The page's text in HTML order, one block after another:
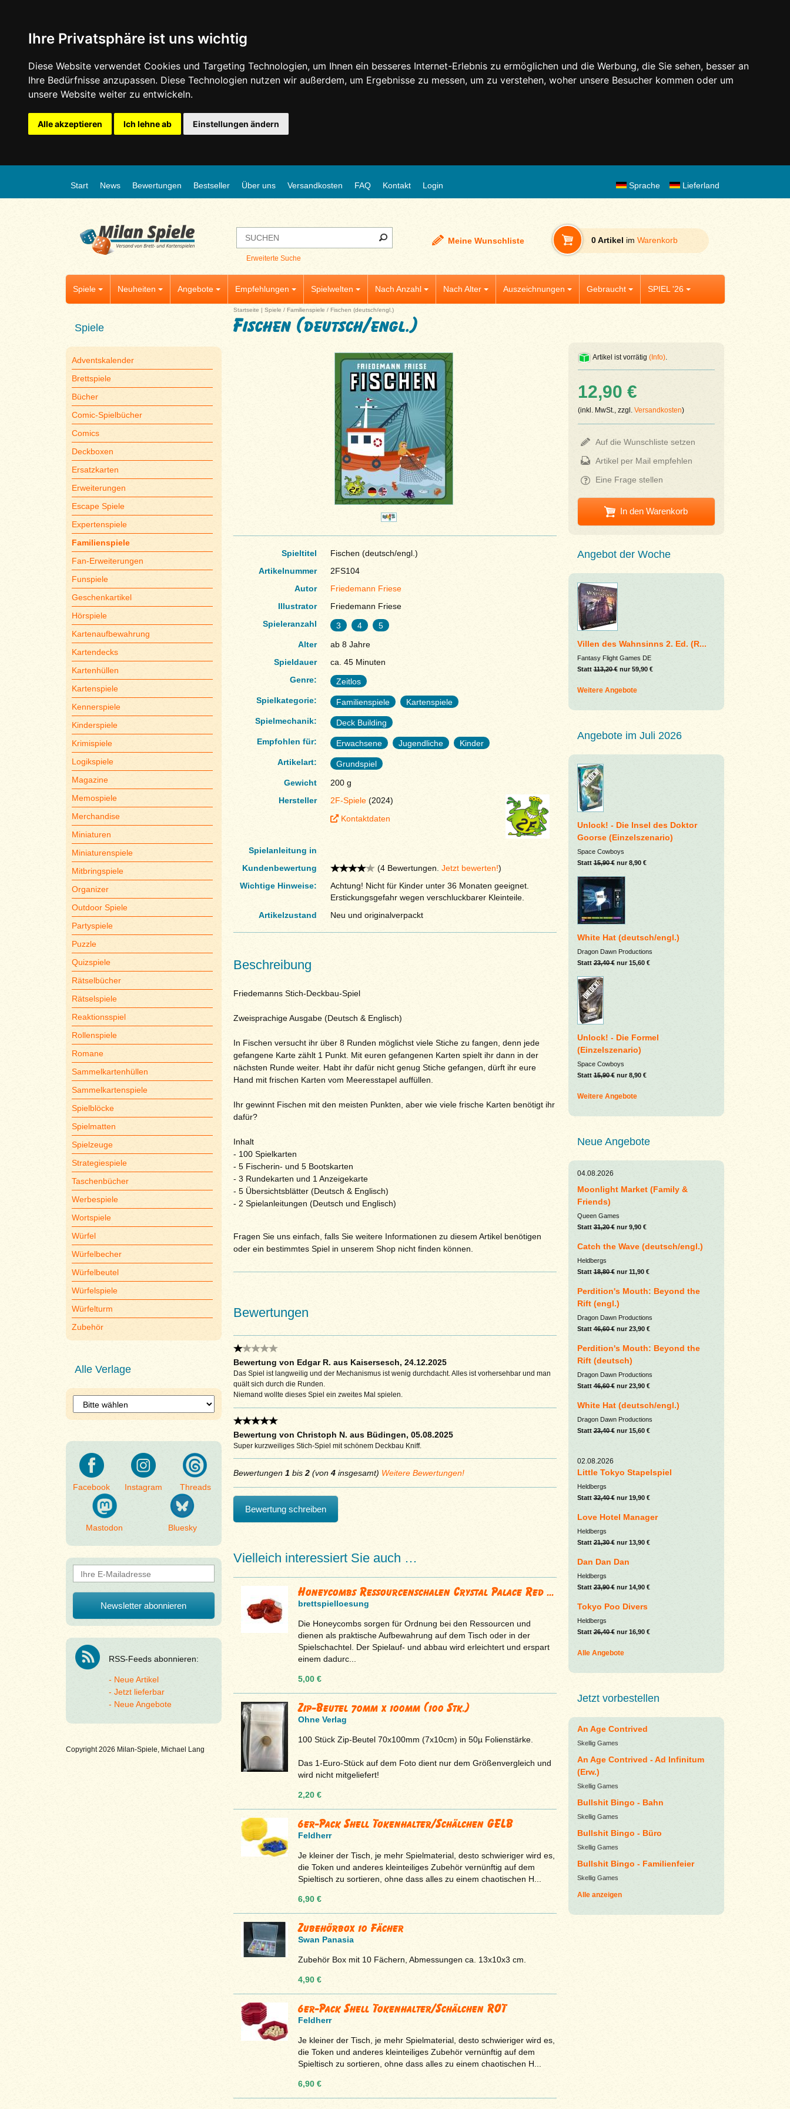
Ihre Privatsphäre ist uns wichtig
Diese Website verwendet Cookies und Targeting Technologien, um Ihnen ein besseres Internet-Erlebnis zu ermöglichen und die Werbung, die Sie sehen, besser an
Ihre Bedürfnisse anzupassen. Diese Technologien nutzen wir außerdem, um Ergebnisse zu messen, um zu verstehen, woher unsere Besucher kommen oder um
unsere Website weiter zu entwickeln.
Alle akzeptieren Ich lehne ab Einstellungen ändern
Start News Bewertungen Bestseller Über uns Versandkosten FAQ Kontakt Login Lieferland
Sprache
Erweiterte Suche
Meine Wunschliste 0 Artikel im Warenkorb
Spiele Neuheiten Angebote Empfehlungen Spielwelten Nach Anzahl Nach Alter Auszeichnungen Gebraucht SPIEL '26
Spiele
Adventskalender
Brettspiele
Bücher
Comic-Spielbücher
Comics
Deckboxen
Ersatzkarten
Erweiterungen
Escape Spiele
Expertenspiele
Familienspiele
Fan-Erweiterungen
Funspiele
Geschenkartikel
Hörspiele
Kartenaufbewahrung
Kartendecks
Kartenhüllen
Kartenspiele
Kennerspiele
Kinderspiele
Krimispiele
Logikspiele
Magazine
Memospiele
Merchandise
Miniaturen
Miniaturenspiele
Mitbringspiele
Organizer
Outdoor Spiele
Partyspiele
Puzzle
Quizspiele
Rätselbücher
Rätselspiele
Reaktionsspiel
Rollenspiele
Romane
Sammelkartenhüllen
Sammelkartenspiele
Spielblöcke
Spielmatten
Spielzeuge
Strategiespiele
Taschenbücher
Werbespiele
Wortspiele
Würfel
Würfelbecher
Würfelbeutel
Würfelspiele
Würfelturm
Zubehör
Alle Verlage
Facebook Instagram Threads
Mastodon Bluesky
RSS-Feeds abonnieren:
Neue Artikel
Jetzt lieferbar
Neue Angebote
Copyright 2026 Milan-Spiele, Michael Lang
Startseite | Spiele / Familienspiele / Fischen (deutsch/engl.)
Fischen (deutsch/engl.)
Spieltitel
Fischen (deutsch/engl.)
Artikelnummer
2FS104
Autor
Friedemann Friese
Illustrator
Friedemann Friese
Spieleranzahl
3 4
5
Alter
ab 8 Jahre
Spieldauer
ca. 45 Minuten
Genre:
Zeitlos
Spielkategorie:
Familienspiele
Kartenspiele
Spielmechanik:
Deck Building
Empfohlen für:
Erwachsene Jugendliche
Kinder
Artikelart:
Grundspiel
Gewicht
200 g
Hersteller
2F-Spiele(2024)
Kontaktdaten
Spielanleitung in
Kundenbewertung
(4 Bewertungen. Jetzt bewerten!)
Wichtige Hinweise:
Achtung! Nicht für Kinder unter 36 Monaten geeignet.
Erstickungsgefahr wegen verschluckbarer Kleinteile.
Artikelzustand
Neu und originalverpackt
Beschreibung
Friedemanns Stich-Deckbau-Spiel
Zweisprachige Ausgabe (Deutsch & Englisch)
In Fischen versucht ihr über 8 Runden möglichst viele Stiche zu fangen, denn jede
gefangene Karte zählt 1 Punkt. Mit euren gefangenen Karten spielt ihr dann in der
nächsten Runde weiter. Habt ihr dafür nicht genug Stiche gefangen, dürft ihr eure
Hand mit frischen Karten vom Meeresstapel auffüllen.
Ihr gewinnt Fischen mit den meisten Punkten, aber wie viele frische Karten benötigt ihr
dafür?
Inhalt
- 100 Spielkarten
- 5 Fischerin- und 5 Bootskarten
- 3 Rundekarten und 1 Anzeigekarte
- 5 Übersichtsblätter (Deutsch & Englisch)
- 2 Spielanleitungen (Deutsch und Englisch)
Fragen Sie uns einfach, falls Sie weitere Informationen zu diesem Artikel benötigen
oder ein bestimmtes Spiel in unserem Shop nicht finden können.
Bewertungen
Bewertung von Edgar R. aus Kaisersesch, 24.12.2025
Das Spiel ist langweilig und der Mechanismus ist wenig durchdacht. Alles ist vorhersehbar und man
quält sich durch die Runden.
Niemand wollte dieses Spiel ein zweites Mal spielen.
Bewertung von Christoph N. aus Büdingen, 05.08.2025
Super kurzweiliges Stich-Spiel mit schönem Deckbau Kniff.
Bewertungen 1 bis 2(von 4insgesamt) Weitere Bewertungen!
Bewertung schreiben
Vielleich interessiert Sie auch …
Honeycombs Ressourcenschalen Crystal Palace Red ...
brettspielloesung
Die Honeycombs sorgen für Ordnung bei den Ressourcen und
dienen als praktische Aufbewahrung auf dem Tisch oder in der
Spielschachtel. Der Spielauf- und abbau wird erleichtert und erspart
einem dadurc...
5,00 €
Zip-Beutel 70mm x 100mm (100 Stk.)
Ohne Verlag
100 Stück Zip-Beutel 70x100mm (7x10cm) in 50µ Folienstärke.
Das 1-Euro-Stück auf dem Foto dient nur dem Größenvergleich und
wird nicht mitgeliefert!
2,20 €
6er-Pack Shell Tokenhalter/Schälchen GELB
Feldherr
Je kleiner der Tisch, je mehr Spielmaterial, desto schwieriger wird es,
die Token und anderes kleinteiliges Zubehör vernünftig auf dem
Spieltisch zu sortieren, ohne dass alles zu einem chaotischen H...
6,90 €
Zubehörbox 10 Fächer
Swan Panasia
Zubehör Box mit 10 Fächern, Abmessungen ca. 13x10x3 cm.
4,90 €
6er-Pack Shell Tokenhalter/Schälchen ROT
Feldherr
Je kleiner der Tisch, je mehr Spielmaterial, desto schwieriger wird es,
die Token und anderes kleinteiliges Zubehör vernünftig auf dem
Spieltisch zu sortieren, ohne dass alles zu einem chaotischen H...
6,90 €
Artikel ist vorrätig (Info).
12,90 €
(inkl. MwSt., zzgl. Versandkosten)
Auf die Wunschliste setzen
Artikel per Mail empfehlen
Eine Frage stellen
In den Warenkorb
Angebot der Woche
Villen des Wahnsinns 2. Ed. (R...
Fantasy Flight Games DE
Statt113,20 €nur 59,90 €
Weitere Angebote
Angebote im Juli 2026
Unlock! - Die Insel des Doktor
Goorse (Einzelszenario)
Space Cowboys
Statt15,90 €nur 8,90 €
White Hat (deutsch/engl.)
Dragon Dawn Productions
Statt23,40 €nur 15,60 €
Unlock! - Die Formel
(Einzelszenario)
Space Cowboys
Statt15,90 €nur 8,90 €
Weitere Angebote
Neue Angebote
04.08.2026
Moonlight Market (Family &
Friends)
Queen Games
Statt31,20 €nur 9,90 €
Catch the Wave (deutsch/engl.)
Heldbergs
Statt18,80 €nur 11,90 €
Perdition's Mouth: Beyond the
Rift (engl.)
Dragon Dawn Productions
Statt46,60 €nur 23,90 €
Perdition's Mouth: Beyond the
Rift (deutsch)
Dragon Dawn Productions
Statt46,60 €nur 23,90 €
White Hat (deutsch/engl.)
Dragon Dawn Productions
Statt23,40 €nur 15,60 €
02.08.2026
Little Tokyo Stapelspiel
Heldbergs
Statt32,40 €nur 19,90 €
Love Hotel Manager
Heldbergs
Statt21,30 €nur 13,90 €
Dan Dan Dan
Heldbergs
Statt23,90 €nur 14,90 €
Tokyo Poo Divers
Heldbergs
Statt26,40 €nur 16,90 €
Alle Angebote
Jetzt vorbestellen
An Age Contrived
Skellig Games
An Age Contrived - Ad Infinitum
(Erw.)
Skellig Games
Bullshit Bingo - Bahn
Skellig Games
Bullshit Bingo - Büro
Skellig Games
Bullshit Bingo - Familienfeier
Skellig Games
Alle anzeigen